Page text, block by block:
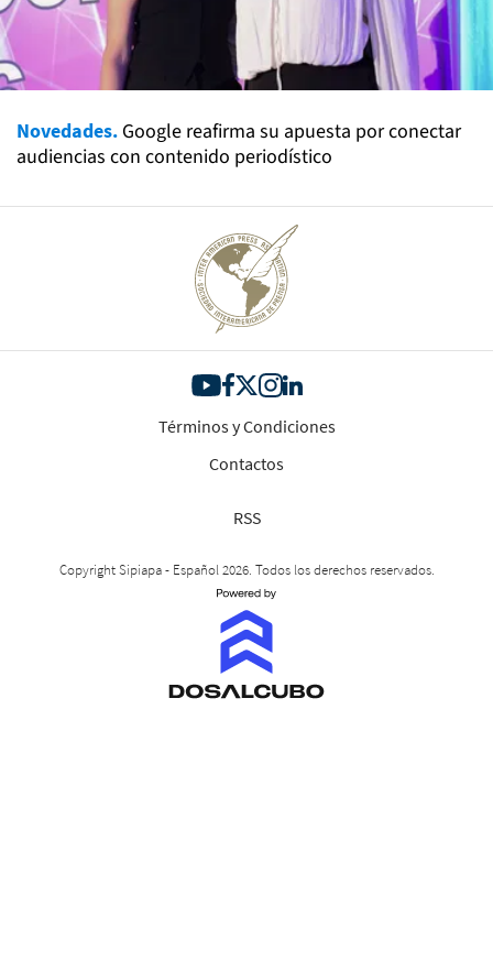
Novedades. Google reafirma su apuesta por conectar
audiencias con contenido periodístico
Términos y Condiciones
Contactos
RSS
Copyright Sipiapa - Español 2026. Todos los derechos reservados.